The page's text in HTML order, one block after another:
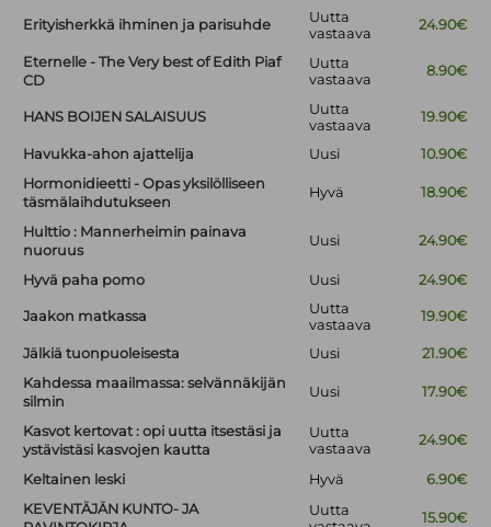
Erityisherkkä ihminen ja parisuhde
Uutta
vastaava
24.90€
Eternelle - The Very best of Edith Piaf
CD
Uutta
vastaava
8.90€
HANS BOIJEN SALAISUUS
Uutta
vastaava
19.90€
Havukka-ahon ajattelija Uusi
10.90€
Hormonidieetti - Opas yksilölliseen
täsmälaihdutukseen
Hyvä 18.90€
Hulttio : Mannerheimin painava
nuoruus
Uusi 24.90€
Hyvä paha pomo Uusi 24.90€
Jaakon matkassa
Uutta
vastaava
19.90€
Jälkiä tuonpuoleisesta Uusi
21.90€
Kahdessa maailmassa: selvännäkijän
silmin
Uusi 17.90€
Kasvot kertovat : opi uutta itsestäsi ja
ystävistäsi kasvojen kautta
Uutta
vastaava
24.90€
Keltainen leski Hyvä
6.90€
KEVENTÄJÄN KUNTO- JA
Uutta
15.90€